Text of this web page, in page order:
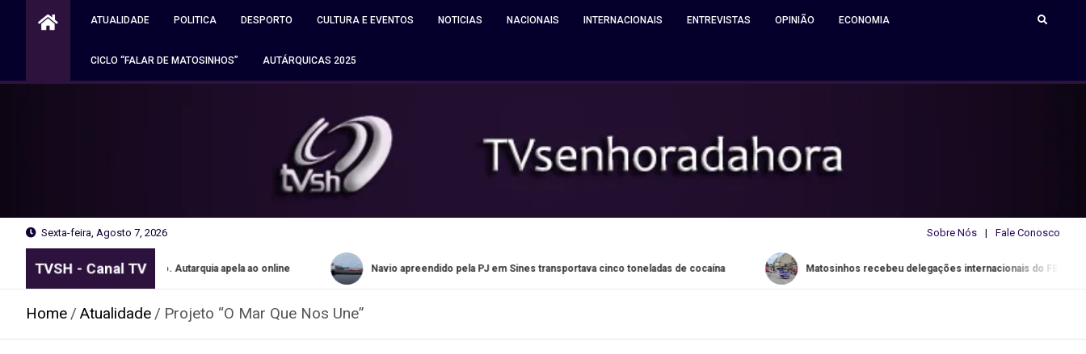
ATUALIDADE POLITICA DESPORTO CULTURA E EVENTOS NOTICIAS NACIONAIS INTERNACIONAIS ENTREVISTAS OPINIÃO ECONOMIA
CICLO “FALAR DE MATOSINHOS” AUTÁRQUICAS 2025
Sexta-feira, Agosto 7, 2026 Sobre Nós Fale Conosco
TVSH - Canal TV
grátis no Porto. Autarquia apela ao online Navio apreendido pela PJ em Sines transportava cinco toneladas de cocaína Matosinhos recebeu delegações internacionais do FESTARTE
Home Atualidade Projeto “O Mar Que Nos Une”